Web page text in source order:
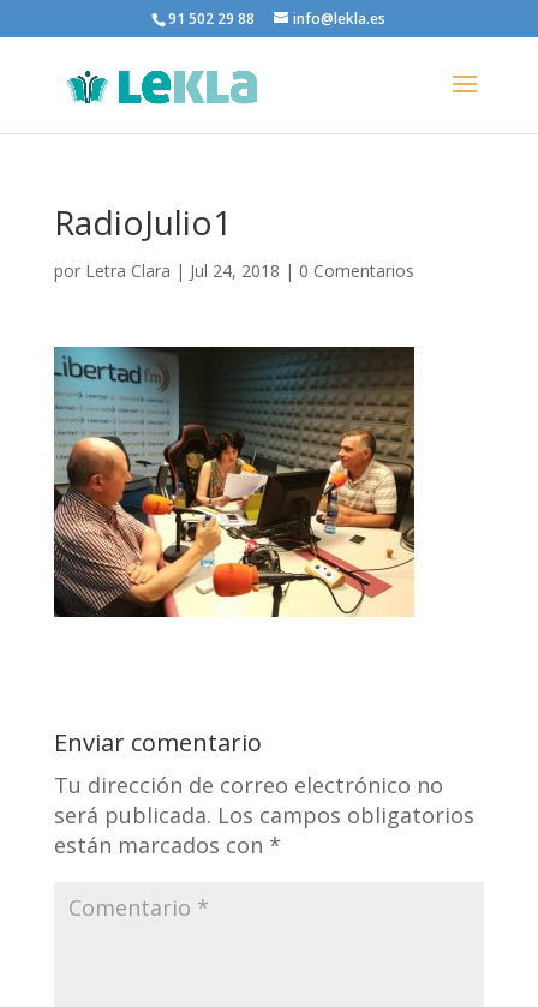
91 502 29 88 info@lekla.es
RadioJulio1
por Letra Clara | Jul 24, 2018 | 0 Comentarios
Enviar comentario
Tu dirección de correo electrónico no
será publicada. Los campos obligatorios
están marcados con *